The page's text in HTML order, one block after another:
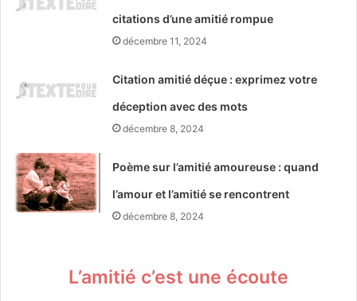
citations d’une amitié rompue
décembre 11, 2024
Citation amitié déçue : exprimez votre
déception avec des mots
décembre 8, 2024
Poème sur l’amitié amoureuse : quand
l’amour et l’amitié se rencontrent
décembre 8, 2024
L’amitié c’est une écoute